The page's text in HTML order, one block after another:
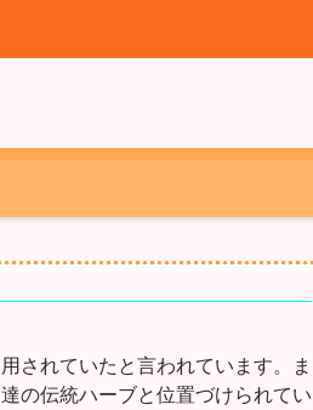
されていたと言われています。ま
の伝統ハーブと位置づけられてい